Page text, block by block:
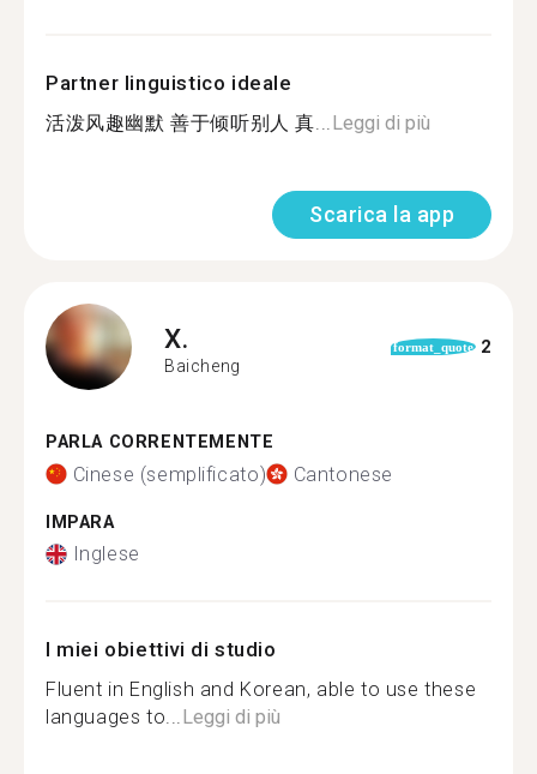
Partner linguistico ideale
活泼风趣幽默 善于倾听别人 真...Leggi di più
Scarica la app
X.
Baicheng
format_quote 2
PARLA CORRENTEMENTE
Cinese (semplificato) Cantonese
IMPARA
Inglese
I miei obiettivi di studio
Fluent in English and Korean, able to use these
languages to...Leggi di più